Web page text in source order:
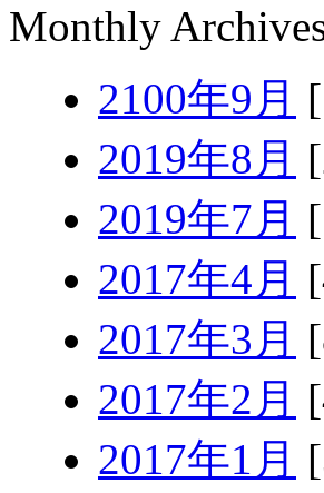
Monthly
2100年9月
2019年8月
2019年7月
2017年4月
2017年3月
2017年2月
2017年1月